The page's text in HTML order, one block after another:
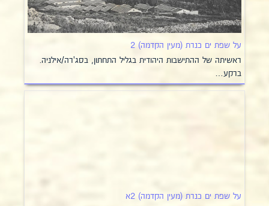
על שפת ים כנרת (מעין הקדמה) 2
ראשיתה של ההתישבות היהודית בגליל התחתון, בסג'רה/אילניה.
ברקע…
על שפת ים כנרת (מעין הקדמה) 2א